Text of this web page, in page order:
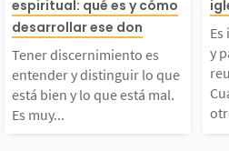
o
el don
y
entender y
que está
está mal. Es
espiritual: qué es y cómo
desarrollar ese don
Tener discernimiento es
entender y distinguir lo que
está bien y lo que está mal.
Es muy...
y